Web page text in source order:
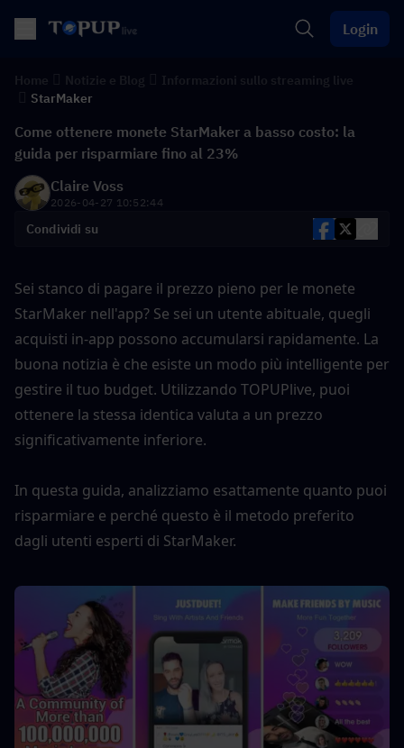
Login
StarMaker
Come ottenere monete StarMaker a basso costo: la
guida per risparmiare fino al 23%
Claire Voss
2026-04-27 10:52:44
Condividi su
Sei stanco di pagare il prezzo pieno per le monete
StarMaker nell'app? Se sei un utente abituale, quegli
acquisti in-app possono accumularsi rapidamente. La
buona notizia è che esiste un modo più intelligente per
gestire il tuo budget. Utilizzando TOPUPlive, puoi
ottenere la stessa identica valuta a un prezzo
significativamente inferiore.
In questa guida, analizziamo esattamente quanto puoi
risparmiare e perché questo è il metodo preferito
dagli utenti esperti di StarMaker.